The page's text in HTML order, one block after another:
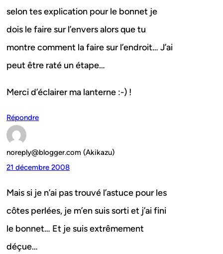
selon tes explication pour le bonnet je
dois le faire sur l’envers alors que tu
montre comment la faire sur l’endroit… J’ai
peut être raté un étape…
Merci d’éclairer ma lanterne :-) !
Répondre
noreply@blogger.com (Akikazu)
21 décembre 2008
Mais si je n’ai pas trouvé l’astuce pour les
côtes perlées, je m’en suis sorti et j’ai fini
le bonnet… Et je suis extrêmement
déçue…